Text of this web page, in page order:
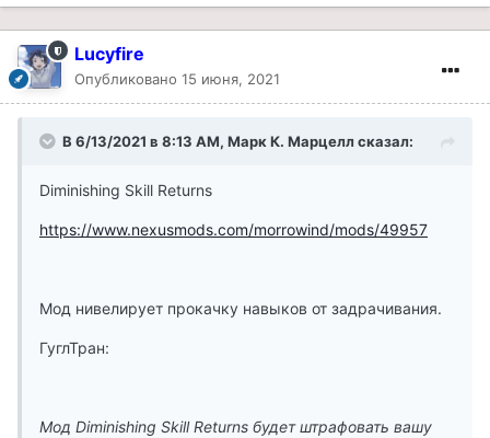
Lucyfire
Опубликовано 15 июня, 2021
В 6/13/2021 в 8:13 AM, Марк К. Марцелл сказал:
Diminishing Skill Returns
https://www.nexusmods.com/morrowind/mods/49957
Мод нивелирует прокачку навыков от задрачивания.
ГуглТран:
Мод Diminishing Skill Returns будет штрафовать вашу